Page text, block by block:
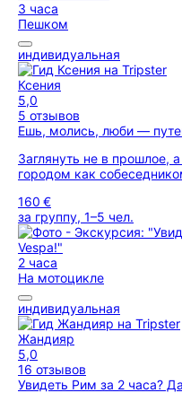
3 часа
Пешком
индивидуальная
Ксения
5,0
5 отзывов
Ешь, молись, люби —
Заглянуть не в прошлое,
городом как
160 €
за группу, 1–5 чел.
2 часа
На мотоцикле
индивидуальная
Жандияр
5,0
16 отзывов
Увидеть Рим за 2 часа?